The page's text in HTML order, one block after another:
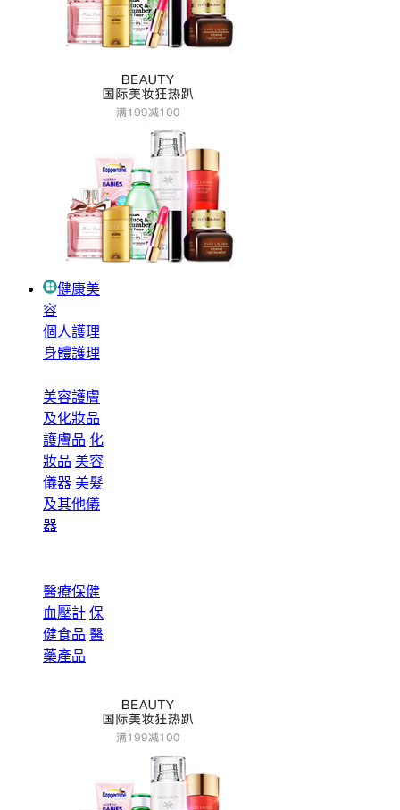
健康美
容
個人護理
身體護理
美容護膚
及化妝品
護膚品 化
妝品 美容
儀器 美髮
及其他儀
器
醫療保健
血壓計 保
健食品 醫
藥產品